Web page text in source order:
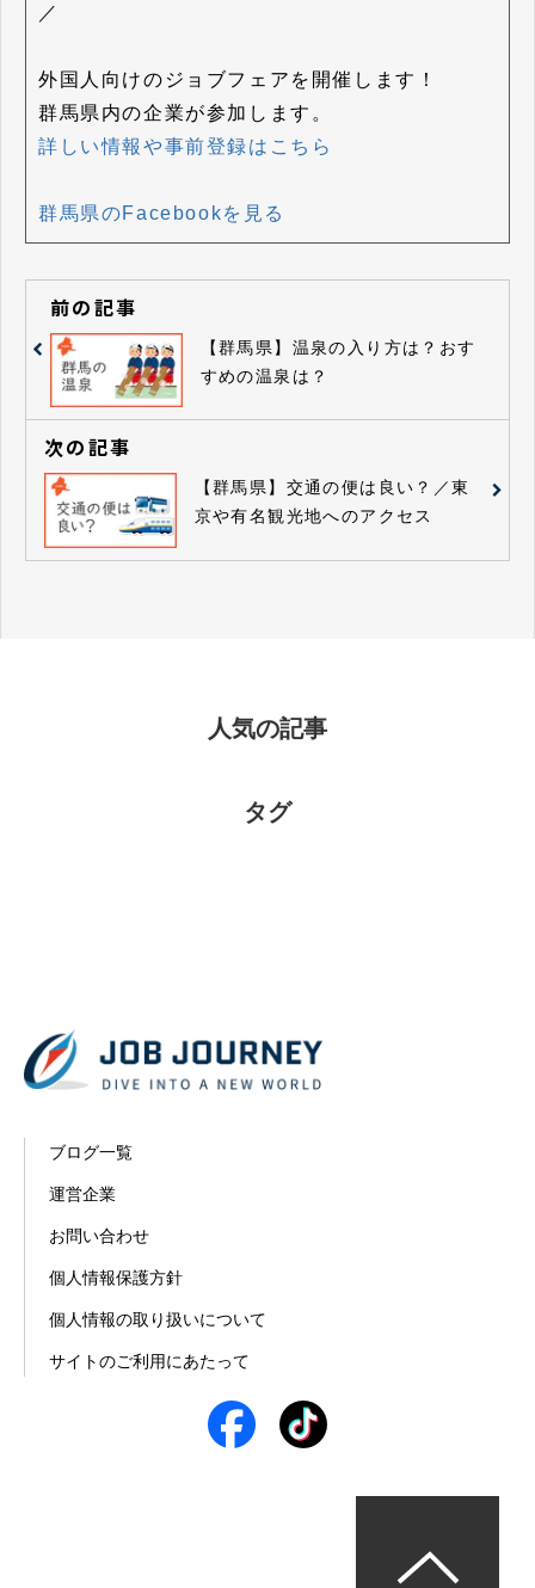
／
外国人向けのジョブフェアを開催します！
群馬県内の企業が参加します。
詳しい情報や事前登録はこちら
群馬県のFacebookを見る
前の記事
【群馬県】温泉の入り方は？おす
すめの温泉は？
次の記事
【群馬県】交通の便は良い？／東
京や有名観光地へのアクセス
人気の記事
タグ
ブログ一覧
運営企業
お問い合わせ
個人情報保護方針
個人情報の取り扱いについて
サイトのご利用にあたって